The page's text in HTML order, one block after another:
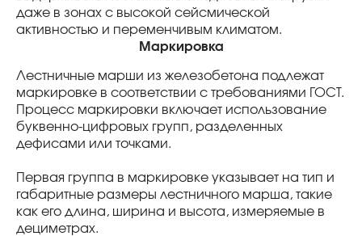
даже в зонах с высокой сейсмической
активностью и переменчивым климатом.
Маркировка
Лестничные марши из железобетона подлежат
маркировке в соответствии с требованиями ГОСТ.
Процесс маркировки включает использование
буквенно-цифровых групп, разделенных
дефисами или точками.
Первая группа в маркировке указывает на тип и
габаритные размеры лестничного марша, такие
как его длина, ширина и высота, измеряемые в
дециметрах.